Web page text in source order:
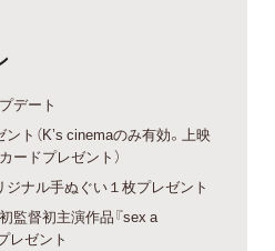
デート
ト（K’s cinemaのみ有効。上映
ードプレゼント）
ジナル手ぬぐい１枚プレゼント
監督初主演作品『sex a
レゼント